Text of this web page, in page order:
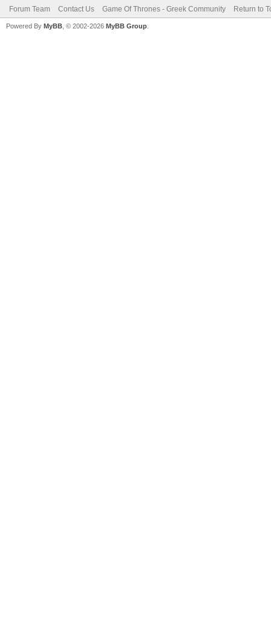
Forum Team Contact Us Game Of Thrones - Greek Community Return to
Powered By MyBB , © 2002-2026 MyBB Group